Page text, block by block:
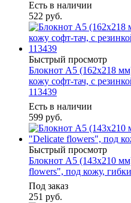
Есть в наличии
522 руб.
Быстрый просмотр
Блокнот А5 (162х218
кожу софт-тач, с
113439
Есть в наличии
599 руб.
Быстрый просмотр
Блокнот А5 (143x210
flowers", под кожу,
Под заказ
251 руб.